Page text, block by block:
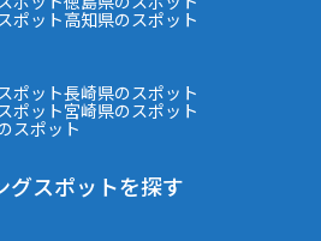
ポット高知県のスポット
ポット長崎県のスポット
ポット宮崎県のスポット
スポット
グスポットを探す